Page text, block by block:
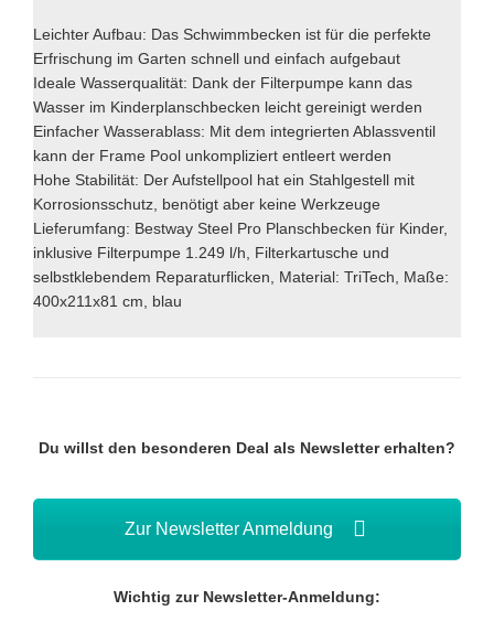
Leichter Aufbau: Das Schwimmbecken ist für die perfekte
Erfrischung im Garten schnell und einfach aufgebaut
Ideale Wasserqualität: Dank der Filterpumpe kann das
Wasser im Kinderplanschbecken leicht gereinigt werden
Einfacher Wasserablass: Mit dem integrierten Ablassventil
kann der Frame Pool unkompliziert entleert werden
Hohe Stabilität: Der Aufstellpool hat ein Stahlgestell mit
Korrosionsschutz, benötigt aber keine Werkzeuge
Lieferumfang: Bestway Steel Pro Planschbecken für Kinder,
inklusive Filterpumpe 1.249 l/h, Filterkartusche und
selbstklebendem Reparaturflicken, Material: TriTech, Maße:
400x211x81 cm, blau
Du willst den besonderen Deal als Newsletter erhalten?
Zur Newsletter Anmeldung
Wichtig zur Newsletter-Anmeldung: